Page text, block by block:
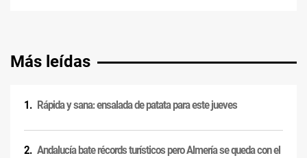
Más leídas
Rápida y sana: ensalada de patata para este jueves
Andalucía bate récords turísticos pero Almería se queda con el